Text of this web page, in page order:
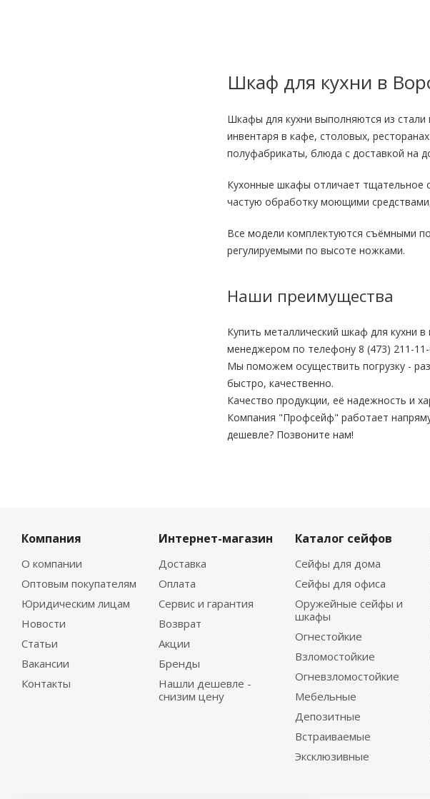
Шкаф для кухни в
Шкафы для кухни выполняются из стали
инвентаря в кафе, столовых,
полуфабрикаты, блюда с доставкой на
Кухонные шкафы отличает тщательное
частую обработку моющими
Все модели комплектуются съёмными
регулируемыми по высоте ножками.
Наши преимущества
Купить металлический шкаф для кухни в
менеджером по телефону 8 (473) 211-
Мы поможем осуществить погрузку -
быстро, качественно.
Качество продукции, её надежность и
Компания "Профсейф" работает
дешевле? Позвоните нам!
Компания
О компании
Оптовым покупателям
Юридическим лицам
Новости
Статьи
Вакансии
Контакты
Интернет-магазин
Доставка
Оплата
Сервис и гарантия
Возврат
Акции
Бренды
Нашли дешевле -
снизим цену
Каталог сейфов
Сейфы для дома
Сейфы для офиса
Оружейные сейфы и
шкафы
Огнестойкие
Взломостойкие
Огневзломостойкие
Мебельные
Депозитные
Встраиваемые
Эксклюзивные